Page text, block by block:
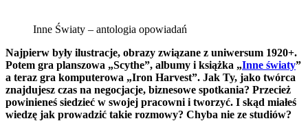
Inne Światy – antologia opowiadań
Najpierw były ilustracje, obrazy związane z uniwersum 1920+.
Potem gra planszowa „Scythe”, albumy i książka „Inne światy”
a teraz gra komputerowa „Iron Harvest”. Jak Ty, jako twórca
znajdujesz czas na negocjacje, biznesowe spotkania? Przecież
powinieneś siedzieć w swojej pracowni i tworzyć. I skąd miałeś
wiedzę jak prowadzić takie rozmowy? Chyba nie ze studiów?